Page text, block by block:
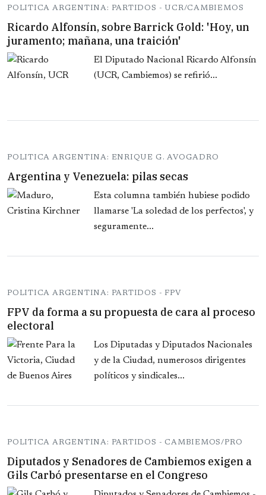
POLITICA ARGENTINA: PARTIDOS - UCR/CAMBIEMOS
Ricardo Alfonsín, sobre Barrick Gold: 'Hoy, un
juramento; mañana, una traición'
El Diputado Nacional Ricardo Alfonsín
(UCR, Cambiemos) se refirió...
POLITICA ARGENTINA: ENRIQUE G. AVOGADRO
Argentina y Venezuela: pilas secas
Esta columna también hubiese podido
llamarse 'La soledad de los perfectos', y
seguramente...
POLITICA ARGENTINA: PARTIDOS - FPV
FPV da forma a su propuesta de cara al proceso
electoral
Los Diputadas y Diputados Nacionales
y de la Ciudad, numerosos dirigentes
políticos y sindicales...
POLITICA ARGENTINA: PARTIDOS - CAMBIEMOS/PRO
Diputados y Senadores de Cambiemos exigen a
Gils Carbó presentarse en el Congreso